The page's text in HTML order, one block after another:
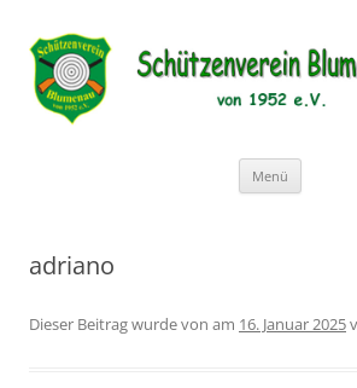
Schützenverein
e.V.
Menü
adriano
Dieser Beitrag wurdevon am 16. Januar 2025